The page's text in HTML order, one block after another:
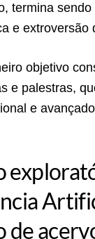
termina
e extroversão
objetivo
e palestras,
e
de